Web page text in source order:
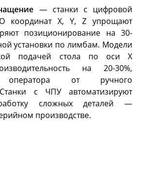
— станки с цифровой
координат X, Y, Z упрощают
позиционирование на 30-
установки по лимбам. Модели
подачей стола по оси X
на 20-30%,
оператора от ручного
с ЧПУ автоматизируют
сложных деталей —
производстве.